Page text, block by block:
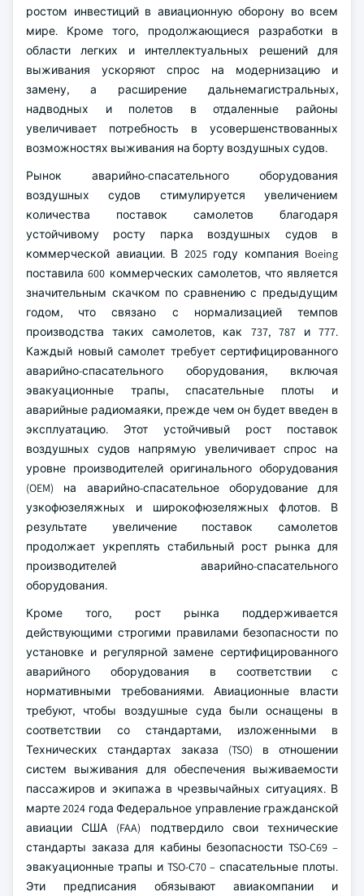
ростом инвестиций в авиационную оборону во всем
мире. Кроме того, продолжающиеся разработки в
области легких и интеллектуальных решений для
выживания ускоряют спрос на модернизацию и
замену, а расширение дальнемагистральных,
надводных и полетов в отдаленные районы
увеличивает потребность в усовершенствованных
возможностях выживания на борту воздушных судов.
Рынок аварийно-спасательного оборудования
воздушных судов стимулируется увеличением
количества поставок самолетов благодаря
устойчивому росту парка воздушных судов в
коммерческой авиации. В 2025 году компания Boeing
поставила 600 коммерческих самолетов, что является
значительным скачком по сравнению с предыдущим
годом, что связано с нормализацией темпов
производства таких самолетов, как 737, 787 и 777.
Каждый новый самолет требует сертифицированного
аварийно-спасательного оборудования, включая
эвакуационные трапы, спасательные плоты и
аварийные радиомаяки, прежде чем он будет введен в
эксплуатацию. Этот устойчивый рост поставок
воздушных судов напрямую увеличивает спрос на
уровне производителей оригинального оборудования
(OEM) на аварийно-спасательное оборудование для
узкофюзеляжных и широкофюзеляжных флотов. В
результате увеличение поставок самолетов
продолжает укреплять стабильный рост рынка для
производителей аварийно-спасательного
оборудования.
Кроме того, рост рынка поддерживается
действующими строгими правилами безопасности по
установке и регулярной замене сертифицированного
аварийного оборудования в соответствии с
нормативными требованиями. Авиационные власти
требуют, чтобы воздушные суда были оснащены в
соответствии со стандартами, изложенными в
Технических стандартах заказа (TSO) в отношении
систем выживания для обеспечения выживаемости
пассажиров и экипажа в чрезвычайных ситуациях. В
марте 2024 года Федеральное управление гражданской
авиации США (FAA) подтвердило свои технические
стандарты заказа для кабины безопасности TSO-C69 –
эвакуационные трапы и TSO-C70 – спасательные плоты.
Эти предписания обязывают авиакомпании и